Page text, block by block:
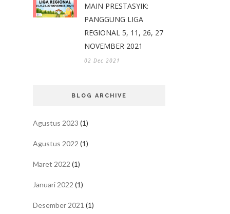
MAIN PRESTASYIK:
PANGGUNG LIGA
REGIONAL 5, 11, 26, 27
NOVEMBER 2021
02 Dec 2021
BLOG ARCHIVE
Agustus 2023 (1)
Agustus 2022 (1)
Maret 2022 (1)
Januari 2022 (1)
Desember 2021 (1)